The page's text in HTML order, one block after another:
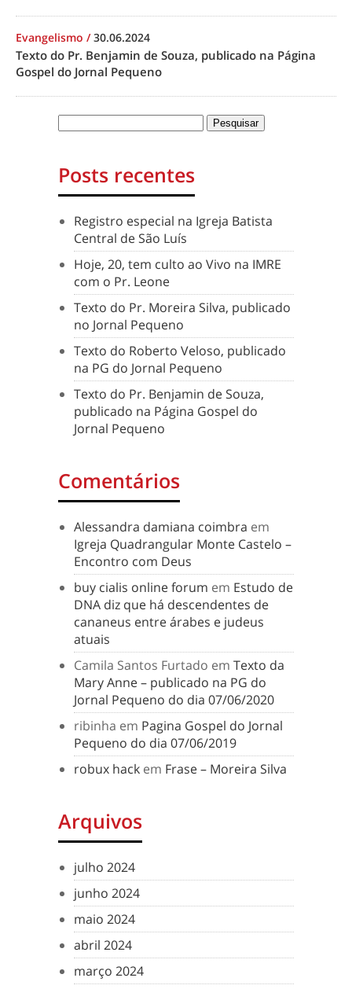
Evangelismo /30.06.2024
Texto do Pr. Benjamin de Souza, publicado na Página
Gospel do Jornal Pequeno
Posts recentes
Registro especial na Igreja Batista
Central de São Luís
Hoje, 20, tem culto ao Vivo na IMRE
com o Pr. Leone
Texto do Pr. Moreira Silva, publicado
no Jornal Pequeno
Texto do Roberto Veloso, publicado
na PG do Jornal Pequeno
Texto do Pr. Benjamin de Souza,
publicado na Página Gospel do
Jornal Pequeno
Comentários
Alessandra damiana coimbra em
Igreja Quadrangular Monte Castelo –
Encontro com Deus
buy cialis online forum em Estudo de
DNA diz que há descendentes de
cananeus entre árabes e judeus
atuais
Camila Santos Furtado em Texto da
Mary Anne – publicado na PG do
Jornal Pequeno do dia 07/06/2020
ribinha em Pagina Gospel do Jornal
Pequeno do dia 07/06/2019
robux hack em Frase – Moreira Silva
Arquivos
julho 2024
junho 2024
maio 2024
abril 2024
março 2024